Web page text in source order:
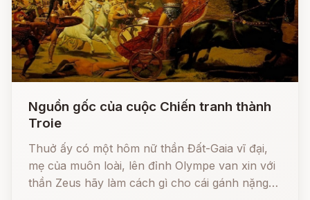
Nguồn gốc của cuộc Chiến tranh thành
Troie
Thuở ấy có một hôm nữ thần Đất-Gaia vĩ đại,
mẹ của muôn loài, lên đỉnh Olympe van xin với
thần Zeus hãy làm cách gì cho cái gánh nặng